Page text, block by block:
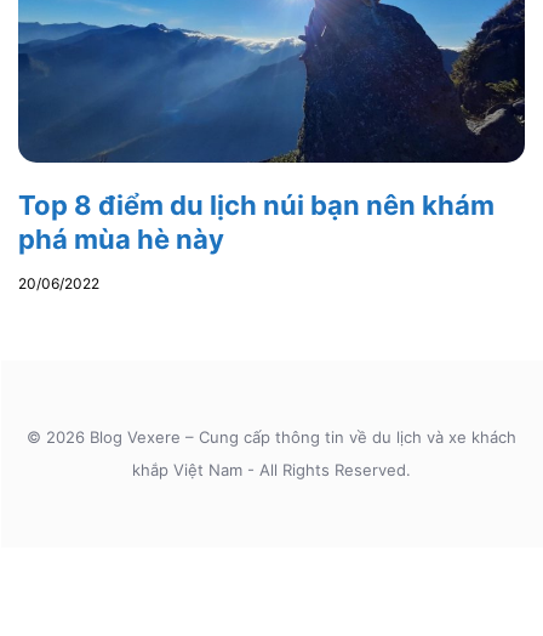
Top 8 điểm du lịch núi bạn nên khám
phá mùa hè này
20/06/2022
© 2026 Blog Vexere – Cung cấp thông tin về du lịch và xe khách
khắp Việt Nam - All Rights Reserved.